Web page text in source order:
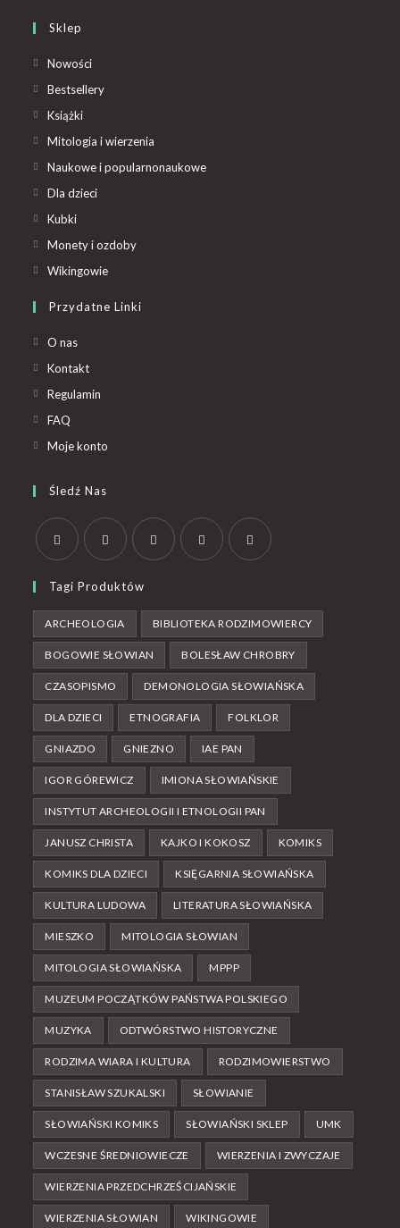
Sklep
Nowości
Bestsellery
Książki
Mitologia i wierzenia
Naukowe i popularnonaukowe
Dla dzieci
Kubki
Monety i ozdoby
Wikingowie
Przydatne Linki
O nas
Kontakt
Regulamin
FAQ
Moje konto
Śledź Nas
Tagi Produktów
ARCHEOLOGIA BIBLIOTEKA RODZIMOWIERCY
BOGOWIE SŁOWIAN BOLESŁAW CHROBRY
CZASOPISMO DEMONOLOGIA SŁOWIAŃSKA
DLA DZIECI ETNOGRAFIA FOLKLOR
GNIAZDO GNIEZNO IAE PAN
IGOR GÓREWICZ IMIONA SŁOWIAŃSKIE
INSTYTUT ARCHEOLOGII I ETNOLOGII PAN
JANUSZ CHRISTA KAJKO I KOKOSZ KOMIKS
KOMIKS DLA DZIECI KSIĘGARNIA SŁOWIAŃSKA
KULTURA LUDOWA LITERATURA SŁOWIAŃSKA
MIESZKO MITOLOGIA SŁOWIAN
MITOLOGIA SŁOWIAŃSKA MPPP
MUZEUM POCZĄTKÓW PAŃSTWA POLSKIEGO
MUZYKA ODTWÓRSTWO HISTORYCZNE
RODZIMA WIARA I KULTURA RODZIMOWIERSTWO
STANISŁAW SZUKALSKI SŁOWIANIE
SŁOWIAŃSKI KOMIKS SŁOWIAŃSKI SKLEP UMK
WCZESNE ŚREDNIOWIECZE WIERZENIA I ZWYCZAJE
WIERZENIA PRZEDCHRZEŚCIJAŃSKIE
WIERZENIA SŁOWIAN WIKINGOWIE